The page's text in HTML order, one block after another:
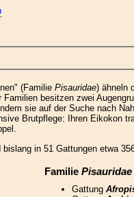
(Familie Pisauridae) ähneln
besitzen zwei
sie auf der Suche nach
Brutpflege: Ihren Eikokon
bislang in 51 Gattungen etwa
Familie Pisauridae
Gattung